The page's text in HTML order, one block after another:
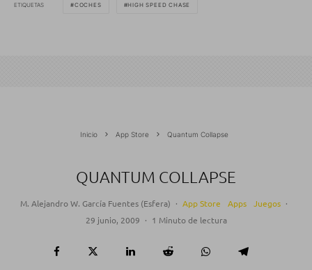
ETIQUETAS COCHES HIGH SPEED CHASE
Inicio App Store Quantum Collapse
QUANTUM COLLAPSE
M. Alejandro W. García Fuentes (Esfera) · App Store Apps Juegos ·
29 junio, 2009 · 1 Minuto de lectura